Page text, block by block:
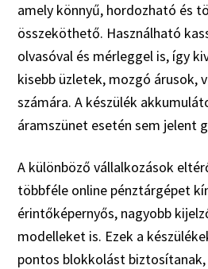
amely könnyű, hordozható és
összeköthető. Használható
olvasóval és mérleggel is, így
kisebb üzletek, mozgó árusok,
számára. A készülék
áramszünet esetén sem jelent
A különböző vállalkozások
többféle online pénztárgépet
érintőképernyős, nagyobb
modelleket is. Ezek a
pontos blokkolást